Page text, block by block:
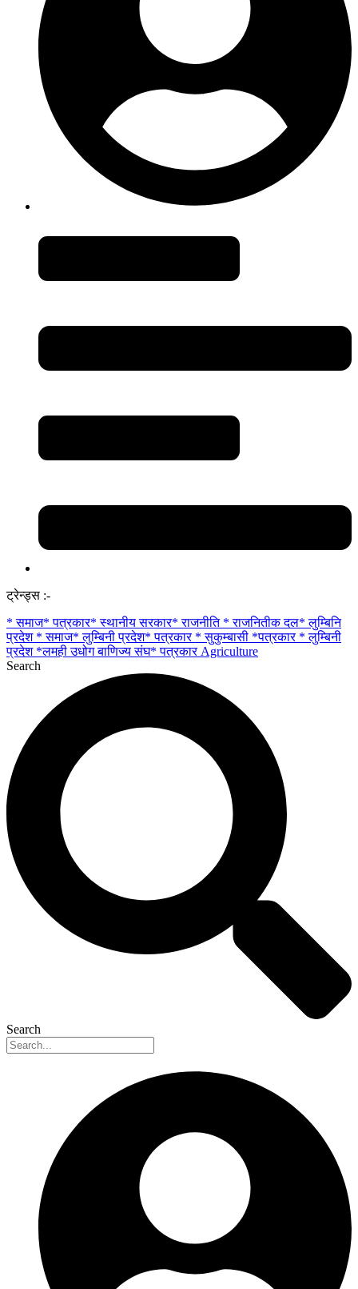
ट्रेन्ड्स :-
* समाज* पत्रकार* स्थानीय सरकार* राजनीति * राजनितीक दल* लुम्बिनि
प्रदेश * समाज* लुम्बिनी प्रदेश* पत्रकार * सुकुम्बासी *पत्रकार * लुम्बिनी
प्रदेश *लमही उधोग बाणिज्य संघ* पत्रकार Agriculture
Search
Search